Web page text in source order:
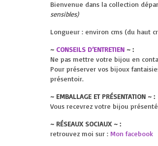
Bienvenue dans la collection
sensibles)
Longueur : environ cms (du haut
~ CONSEILS D’ENTRETIEN ~ :
Ne pas mettre votre bijou en
Pour préserver vos bijoux
présentoir.
~ EMBALLAGE ET PRÉSENTATION ~ :
Vous recevrez votre bijou
~ RÉSEAUX SOCIAUX ~ :
retrouvez moi sur : Mon facebook